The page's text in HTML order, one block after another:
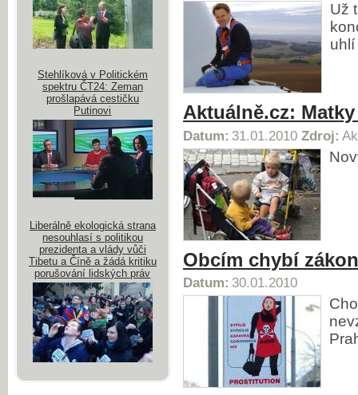
Už
uhlí
Aktuálně.cz:
Datum: 31.01.2010 Zdroj:
Obcím chybí
Datum: 30.01.2010
Stehlíková v Politickém
spektru ČT24: Zeman
prošlapává cestičku
Putinovi
Liberálně ekologická strana
nesouhlasí s politikou
prezidenta a vlády vůči
Tibetu a Číně a žádá kritiku
porušování lidských práv